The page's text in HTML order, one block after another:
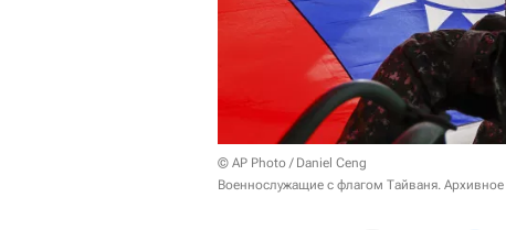
© AP Photo / Daniel Ceng
Военнослужащие с флагом Тайваня.